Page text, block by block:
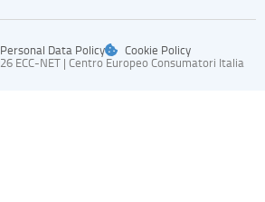
ECC-NET | Centro Europeo Consumatori Italia
Personal Data Policy Cookie Policy